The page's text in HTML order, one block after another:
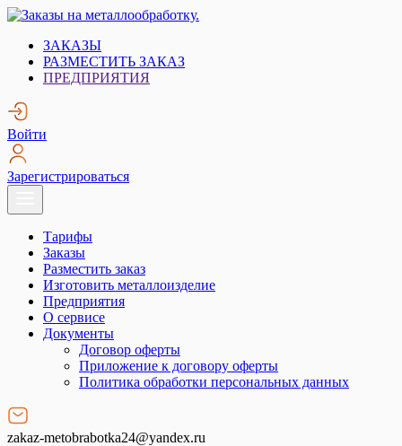
Skip
content
Заказы на металлообработку.
Металлообработка. Открытые заказы на металлообработку.
ЗАКАЗЫ
РАЗМЕСТИТЬ ЗАКАЗ
ПРЕДПРИЯТИЯ
Войти
Зарегистрироваться
Тарифы
Заказы
Разместить заказ
Изготовить металлоизделие
Предприятия
О сервисе
Документы
Договор оферты
Приложение к договору оферты
Политика обработки персональных данных
zakaz-metobrabotka24@yandex.ru